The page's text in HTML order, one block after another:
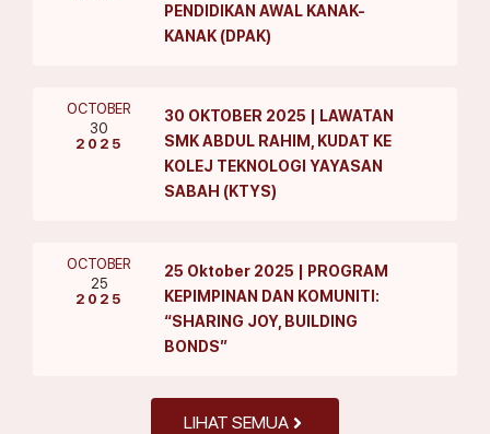
PENDIDIKAN AWAL KANAK-
KANAK (DPAK)
OCTOBER
30
2025
30 OKTOBER 2025 | LAWATAN
SMK ABDUL RAHIM, KUDAT KE
KOLEJ TEKNOLOGI YAYASAN
SABAH (KTYS)
OCTOBER
25
2025
25 Oktober 2025 | PROGRAM
KEPIMPINAN DAN KOMUNITI:
“SHARING JOY, BUILDING
BONDS”
LIHAT SEMUA